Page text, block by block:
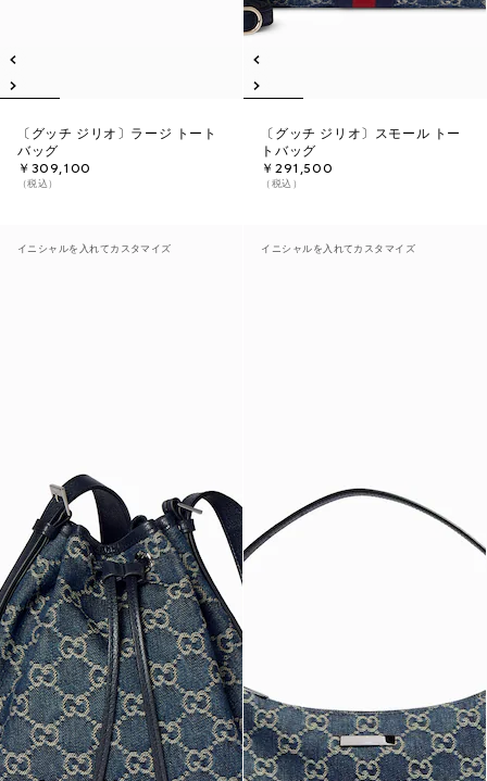
〔グッチ ジリオ〕ラージ トート
バッグ
￥309,100
（税込）
〔グッチ ジリオ〕スモール トー
トバッグ
￥291,500
（税込）
イニシャルを入れてカスタマイズ イニシャルを入れてカスタマイズ